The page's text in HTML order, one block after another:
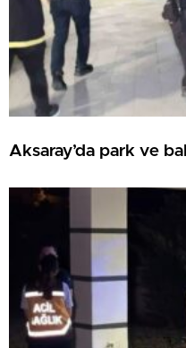
Aksaray’da park ve